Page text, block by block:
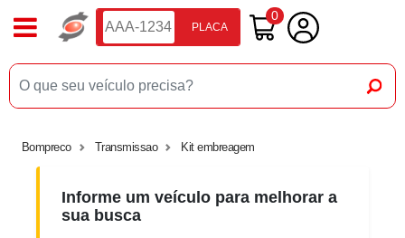
PLACA
0
Bompreco Transmissao Kit embreagem
Informe um veículo para melhorar a
sua busca